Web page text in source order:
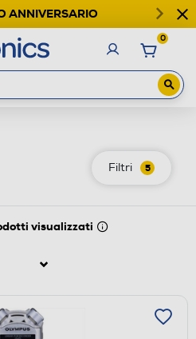
ANNIVERSARIO
0
Filtri 5
visualizzati